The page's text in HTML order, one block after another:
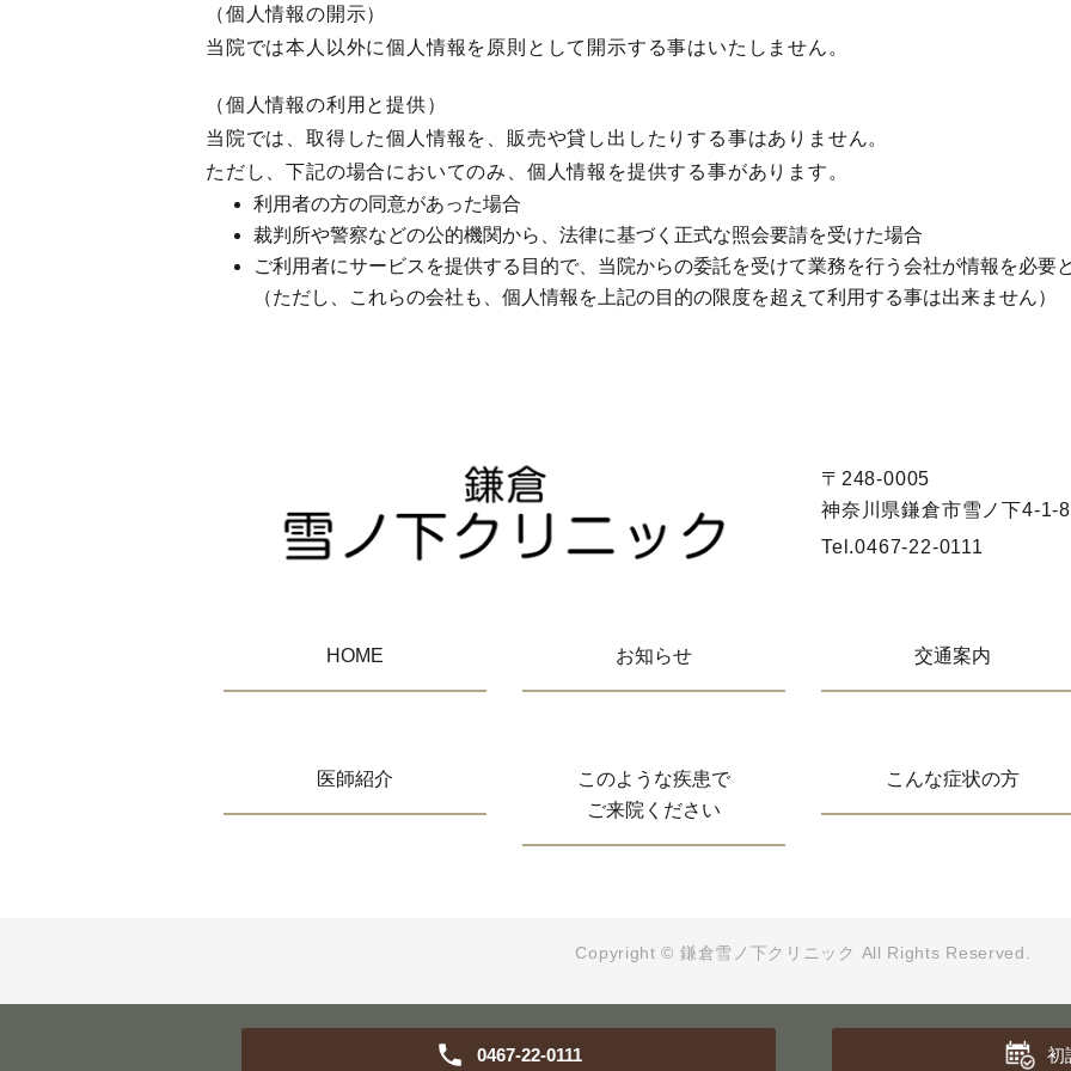
（個人情報の開示）
当院では本人以外に個人情報を原則として開示する事はいたしません。
（個人情報の利用と提供）
当院では、取得した個人情報を、販売や貸し出したりする事はありません。
ただし、下記の場合においてのみ、個人情報を提供する事があります。
利用者の方の同意があった場合
裁判所や警察などの公的機関から、法律に基づく正式な照会要請を受けた場合
ご利用者にサービスを提供する目的で、当院からの委託を受けて業務を行う会社が情報を必要
（ただし、これらの会社も、個人情報を上記の目的の限度を超えて利用する事は出来ません）
0467-22-0111 初
〒248-0005
神奈川県鎌倉市雪ノ下4-1-8
Tel.0467-22-0111
HOME お知らせ 交通案内
医師紹介
このような疾患で
ご来院ください
こんな症状の方
Copyright © 鎌倉雪ノ下クリニック All Rights Reserved.